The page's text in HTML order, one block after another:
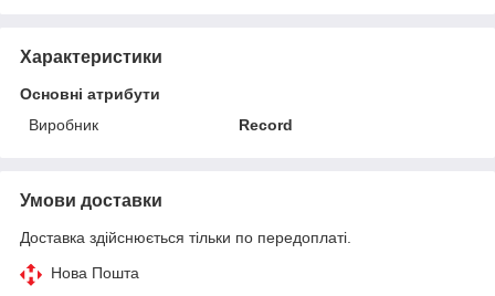
Характеристики
Основні атрибути
Виробник
Record
Умови доставки
Доставка здійснюється тільки по передоплаті.
Нова Пошта